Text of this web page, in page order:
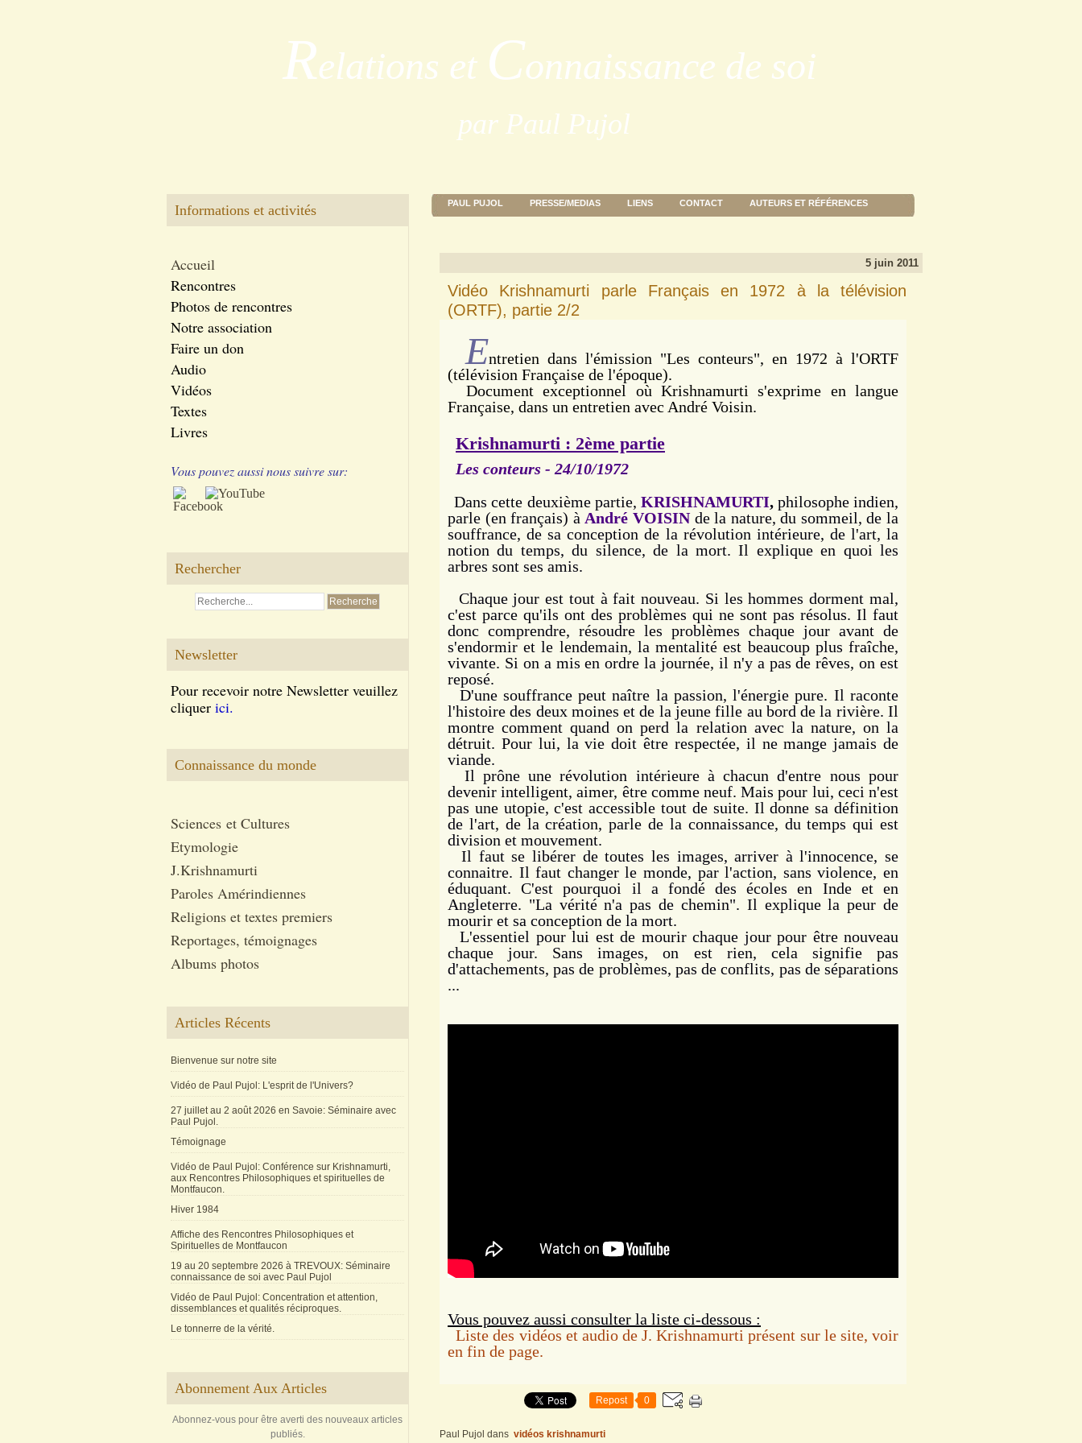
Relations et Connaissance de soi
par Paul Pujol
Informations et activités
Accueil
Rencontres
Photos de rencontres
Notre association
Faire un don
Audio
Vidéos
Textes
Livres
Vous pouvez aussi nous suivre sur:
Rechercher
Newsletter
Pour recevoir notre Newsletter veuillez
cliquer ici.
Connaissance du monde
Sciences et Cultures
Etymologie
J.Krishnamurti
Paroles Amérindiennes
Religions et textes premiers
Reportages, témoignages
Albums photos
Articles Récents
Bienvenue sur notre site
Vidéo de Paul Pujol: L'esprit de l'Univers?
27 juillet au 2 août 2026 en Savoie: Séminaire avec
Paul Pujol.
Témoignage
Vidéo de Paul Pujol: Conférence sur Krishnamurti,
aux Rencontres Philosophiques et spirituelles de
Montfaucon.
Hiver 1984
Affiche des Rencontres Philosophiques et
Spirituelles de Montfaucon
19 au 20 septembre 2026 à TREVOUX: Séminaire
connaissance de soi avec Paul Pujol
Vidéo de Paul Pujol: Concentration et attention,
dissemblances et qualités réciproques.
Le tonnerre de la vérité.
Abonnement Aux Articles
Abonnez-vous pour être averti des nouveaux articles
publiés.
PAUL PUJOL PRESSE/MEDIAS LIENS CONTACT AUTEURS ET RÉFÉRENCES
5 juin 2011
Vidéo Krishnamurti parle Français en 1972 à la télévision
(ORTF), partie 2/2
Entretien dans l'émission "Les conteurs", en 1972 à l'ORTF
(télévision Française de l'époque).
Document exceptionnel où Krishnamurti s'exprime en langue
Française, dans un entretien avec André Voisin.
Krishnamurti : 2ème partie
Les conteurs - 24/10/1972
Dans cette deuxième partie, KRISHNAMURTI,philosophe indien,
parle (en français) à André VOISIN de la nature, du sommeil, de la
souffrance, de sa conception de la révolution intérieure, de l'art, la
notion du temps, du silence, de la mort. Il explique en quoi les
arbres sont ses amis.
Chaque jour est tout à fait nouveau. Si les hommes dorment mal,
c'est parce qu'ils ont des problèmes qui ne sont pas résolus. Il faut
donc comprendre, résoudre les problèmes chaque jour avant de
s'endormir et le lendemain, la mentalité est beaucoup plus fraîche,
vivante. Si on a mis en ordre la journée, il n'y a pas de rêves, on est
reposé.
D'une souffrance peut naître la passion, l'énergie pure. Il raconte
l'histoire des deux moines et de la jeune fille au bord de la rivière. Il
montre comment quand on perd la relation avec la nature, on la
détruit. Pour lui, la vie doit être respectée, il ne mange jamais de
viande.
Il prône une révolution intérieure à chacun d'entre nous pour
devenir intelligent, aimer, être comme neuf. Mais pour lui, ceci n'est
pas une utopie, c'est accessible tout de suite. Il donne sa définition
de l'art, de la création, parle de la connaissance, du temps qui est
division et mouvement.
Il faut se libérer de toutes les images, arriver à l'innocence, se
connaitre. Il faut changer le monde, par l'action, sans violence, en
éduquant. C'est pourquoi il a fondé des écoles en Inde et en
Angleterre. "La vérité n'a pas de chemin". Il explique la peur de
mourir et sa conception de la mort.
L'essentiel pour lui est de mourir chaque jour pour être nouveau
chaque jour. Sans images, on est rien, cela signifie pas
d'attachements, pas de problèmes, pas de conflits, pas de séparations
...
Vous pouvez aussi consulter la liste ci-dessous :
Liste des vidéos et audio de J. Krishnamurti présent sur le site, voir
en fin de page.
Repost 0
Paul Pujol dans vidéos krishnamurti